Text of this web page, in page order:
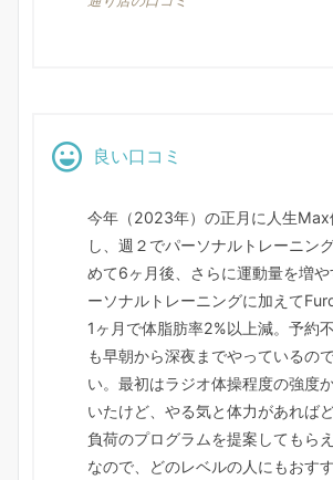
良い口コミ
今年（2023年）の正月に人生Max
し、週２でパーソナルトレーニン
めて6ヶ月後、さらに運動量を増
ーソナルトレーニングに加えて
1ヶ月で体脂肪率2%以上減。予約
も早朝から深夜までやっているの
い。最初はラジオ体操程度の強度
いたけど、やる気と体力があれば
負荷のプログラムを提案してもら
なので、どのレベルの人にもおすす